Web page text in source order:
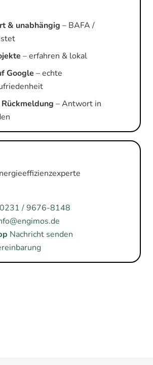
& unabhängig – BAFA /
– erfahren & lokal
Google – echte
– Antwort in
/ 9676-8148
Nachricht senden